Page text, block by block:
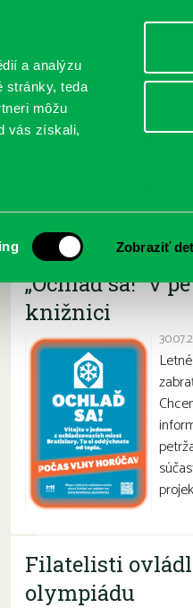
a analýzu
stránky, teda
môžu
vás získali,
Zobraziť
Najnovšie
„Ochlaď sa!“ v
knižnici
Filatelisti
olympiádu